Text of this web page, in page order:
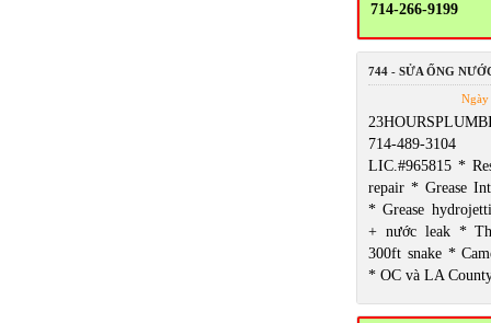
714-266-9199
744 - SỬA ỐNG
Ngày
714-489-3104
LIC.#965815 *
repair * Grease
* Grease
+ nước leak *
300ft snake *
* OC và LA